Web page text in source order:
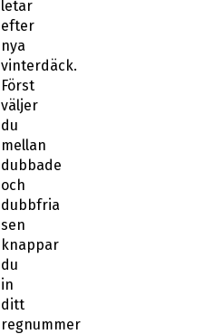
letar
efter
nya
vinterdäck.
Först
väljer
du
mellan
dubbade
och
dubbfria
sen
knappar
du
in
ditt
regnummer